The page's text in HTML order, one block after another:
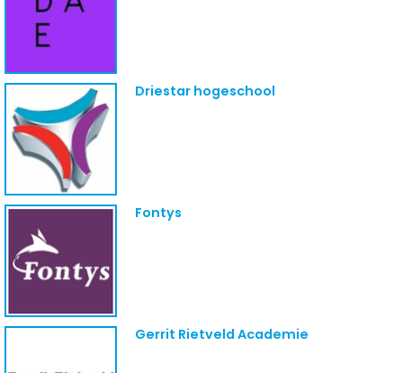
Driestar hogeschool
Fontys
Gerrit Rietveld Academie